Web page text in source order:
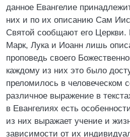
данное Евангелие
них и по их описанию Сам
Святой сообщают его
Марк, Лука и Иоанн лишь
проповедь своего
каждому из них это было
преломилось в человеческом
различное выражение в
в Евангелиях есть
из них выражает учение и
зависимости от их